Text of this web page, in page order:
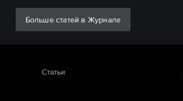
Больше статей в Журнале
Статьи